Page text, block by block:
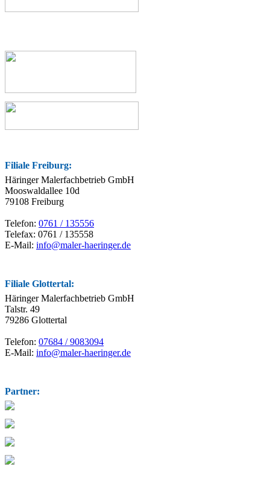
Filiale Freiburg:
Häringer Malerfachbetrieb GmbH
Mooswaldallee 10d
79108 Freiburg
Telefon: 0761 / 135556
Telefax: 0761 / 135558
E-Mail: info@maler-haeringer.de
Filiale Glottertal:
Häringer Malerfachbetrieb GmbH
Talstr. 49
79286 Glottertal
Telefon: 07684 / 9083094
E-Mail: info@maler-haeringer.de
Partner: